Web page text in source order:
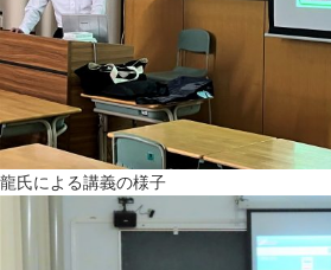
龍氏による講義の様子